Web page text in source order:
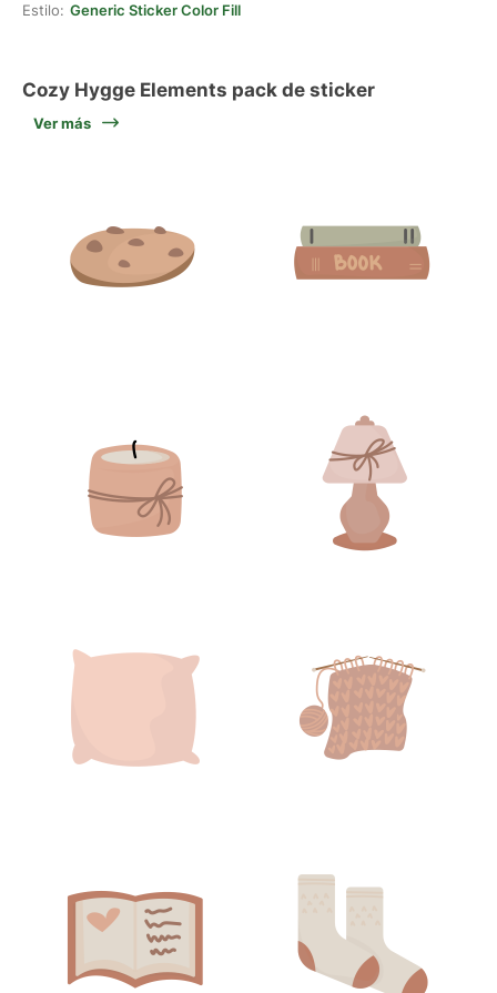
Estilo: Generic Sticker Color Fill
Cozy Hygge Elements pack de sticker
Ver más